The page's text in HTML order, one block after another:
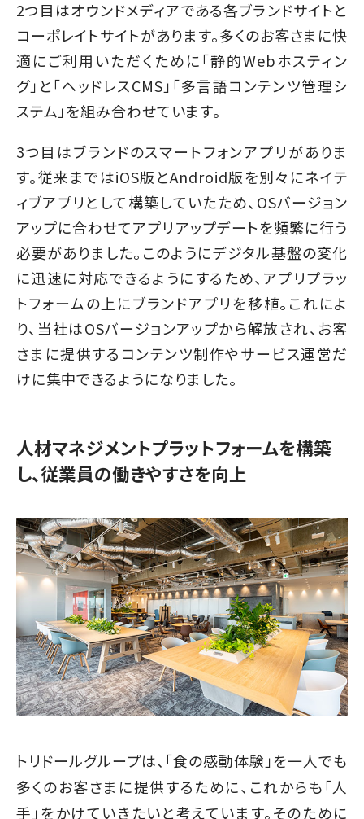
2つ目はオウンドメディアである各ブランドサイトと
コーポレイトサイトがあります。多くのお客さまに快
適にご利用いただくために「静的Webホスティン
グ」と「ヘッドレスCMS」「多言語コンテンツ管理シ
ステム」を組み合わせています。
3つ目はブランドのスマートフォンアプリがありま
す。従来まではiOS版とAndroid版を別々にネイテ
ィブアプリとして構築していたため、OSバージョン
アップに合わせてアプリアップデートを頻繁に行う
必要がありました。このようにデジタル基盤の変化
に迅速に対応できるようにするため、アプリプラッ
トフォームの上にブランドアプリを移植。これによ
り、当社はOSバージョンアップから解放され、お客
さまに提供するコンテンツ制作やサービス運営だ
けに集中できるようになりました。
人材マネジメントプラットフォームを構築
し、従業員の働きやすさを向上
トリドールグループは、「食の感動体験」を一人でも
多くのお客さまに提供するために、これからも「人
手」をかけていきたいと考えています。そのために